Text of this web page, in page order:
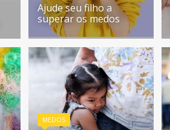
Ajude seu filho a
superar os medos
MEDOS